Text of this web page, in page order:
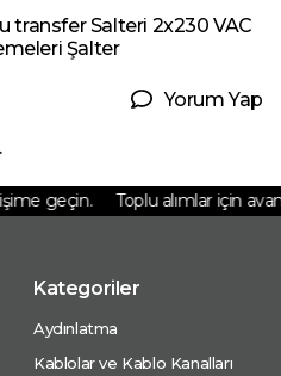
transfer Salteri 2x230 VAC
Şalter
Yorum Yap
geçin. Toplu alımlar için
Kategoriler
Aydınlatma
Kablolar ve Kablo Kanalları